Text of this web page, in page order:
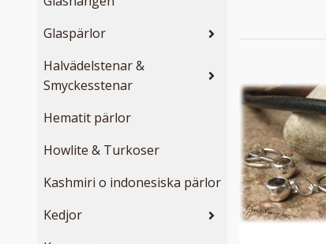
Glaspärlor
Halvädelstenar &
Smyckesstenar
Hematit pärlor
Howlite & Turkoser
Kashmiri o indonesiska pärlor
Kedjor